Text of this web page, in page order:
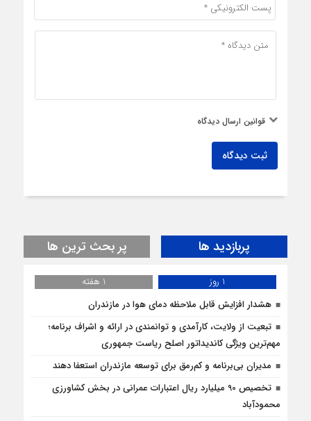
قوانین ارسال دیدگاه
ثبت دیدگاه
پربازدید ها پر بحث ترین ها
1 روز
1 هفته
هشدار افزایش قابل ملاحظه دمای هوا در مازندران
تبعیت از ولایت، کارآمدی و توانمندی در ارائه و اشراف برنامه؛
مهم‌ترین ویژگی کاندیداتور اصلح ریاست جمهوری
مدیران بی‌برنامه و کم‌رمق برای توسعه مازندران استعفا دهند
تخصیص 90 میلیارد ریال اعتبارات عمرانی در بخش کشاورزی
محمودآباد